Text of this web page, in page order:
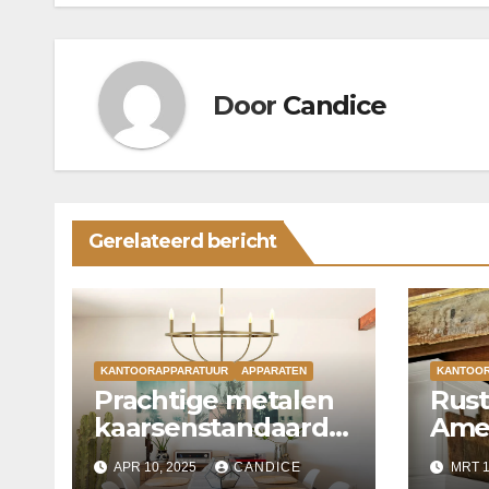
Door Candice
Gerelateerd bericht
KANTOORAPPARATUUR APPARATEN
Prachtige metalen
kaarsenstandaard
kroonluchter
APR 10, 2025 CANDICE MRT